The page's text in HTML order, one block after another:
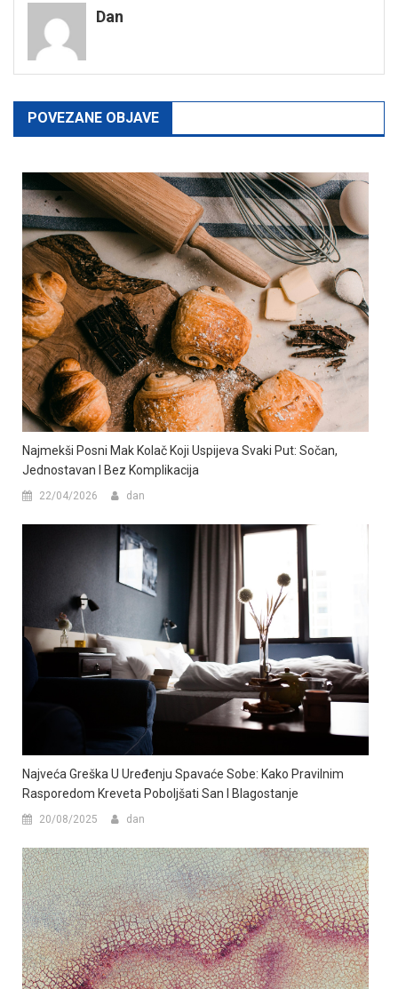
Dan
POVEZANE OBJAVE
Najmekši Posni Mak Kolač Koji Uspijeva Svaki Put: Sočan,
Jednostavan I Bez Komplikacija
22/04/2026 dan
Najveća Greška U Uređenju Spavaće Sobe: Kako Pravilnim
Rasporedom Kreveta Poboljšati San I Blagostanje
20/08/2025 dan